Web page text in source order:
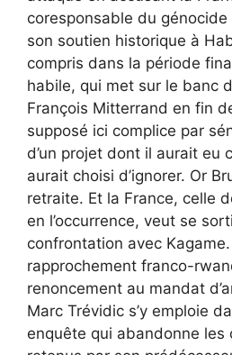
coresponsable du
son soutien historique à
compris dans la période
habile, qui met sur le banc
François Mitterrand en fin
supposé ici complice par
d’un projet dont il aurait eu
aurait choisi d’ignorer. Or
retraite. Et la France, celle
en l’occurrence, veut se
confrontation avec
rapprochement franco-
renoncement au mandat
Marc Trévidic s’y emploie
enquête qui abandonne les